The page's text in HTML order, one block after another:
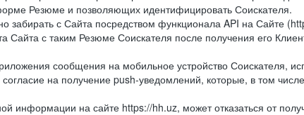
Резюме и позволяющих идентифицировать Соискателя.
забирать с Сайта посредством функционала API на Сайте
Сайта с таким Резюме Соискателя после получения его
сообщения на мобильное устройство Соискателя,
на получение push-уведомлений, которые, в том
информации на сайте https://hh.uz, может отказаться от